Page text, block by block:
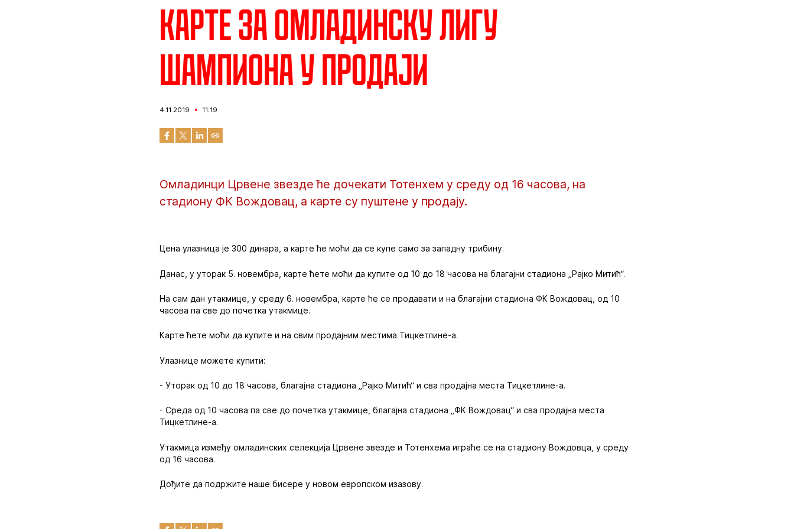
Карте за Омладинску Лигу
шампиона у продаји
4.11.2019 11:19
Омладинци Црвене звезде ће дочекати Тотенхем у среду од 16 часова, на
стадиону ФК Вождовац, а карте су пуштене у продају.
Цена улазница је 300 динара, а карте ће моћи да се купе само за западну трибину.
Данас, у уторак 5. новембра, карте ћете моћи да купите од 10 до 18 часова на благајни стадиона „Рајко Митић“.
На сам дан утакмице, у среду 6. новембра, карте ће се продавати и на благајни стадиона ФК Вождовац, од 10
часова па све до почетка утакмице.
Карте ћете моћи да купите и на свим продајним местима Тицкетлине-а.
Улазнице можете купити:
- Уторак од 10 до 18 часова, благајна стадиона „Рајко Митић“ и сва продајна места Тицкетлине-а.
- Среда од 10 часова па све до почетка утакмице, благајна стадиона „ФК Вождовац“ и сва продајна места
Тицкетлине-а.
Утакмица између омладинских селекција Црвене звезде и Тотенхема играће се на стадиону Вождовца, у среду
од 16 часова.
Дођите да подржите наше бисере у новом европском изазову.